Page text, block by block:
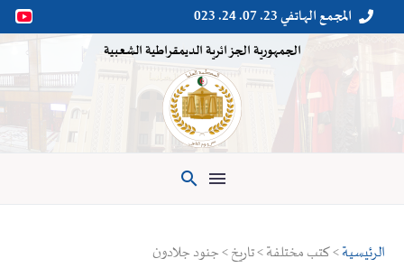

 المجمع الهاتفي 23. 07. 24. 023
الجمهورية الجزائرية الديمقراطية الشعبية

الرئيسية> كتب مختلفة > تاريخ > جنود جلادون